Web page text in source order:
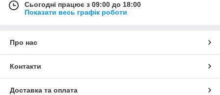
Сьогодні працює з 09:00 до 18:00
Показати весь графік роботи
Про нас
Контакти
Доставка та оплата